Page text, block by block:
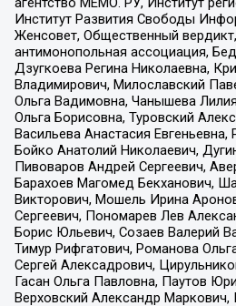
Институт Развития Свободы
Женсовет, Общественный
антимонопольная ассоциация,
Дзугкоева Регина Николаевна,
Владимирович, Милославский
Ольга Вадимовна, Чанышева
Ольга Борисовна, Туровский
Васильева Анастасия Евгеньевна,
Бойко Анатолий Николаевич,
Пивоваров Андрей Сергеевич,
Барахоев Магомед Бекханович,
Викторович, Мошель Ирина
Сергеевич, Пономарев Лев
Борис Юльевич, Созаев Валерий
Тимур Рифгатович, Романова
Сергей Алексадрович,
Гасан Ольга Павловна, Паутов
Верховский Александр